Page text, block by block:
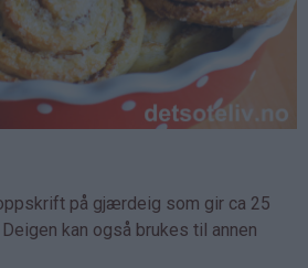
på gjærdeig som gir ca 25
kan også brukes til annen